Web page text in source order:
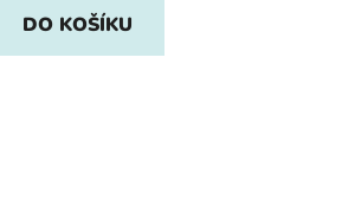
DO KOŠÍKU